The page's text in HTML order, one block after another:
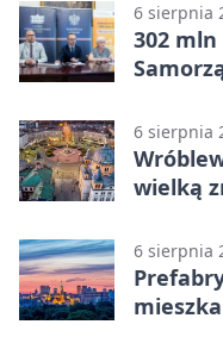
6 sierpnia
302 mln
6 sierpnia
wielką
6 sierpnia